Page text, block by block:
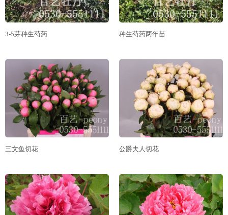
3-5芽种生芍药 种生芍药两年苗
三文鱼切花 公爵夫人切花